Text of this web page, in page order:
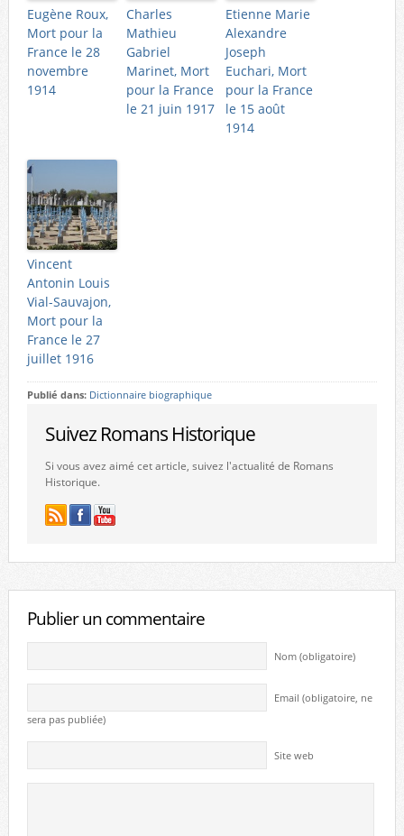
Eugène Roux,
Mort pour la
France le 28
novembre
1914
Charles
Mathieu
Gabriel
Marinet, Mort
pour la France
le 21 juin 1917
Etienne Marie
Alexandre
Joseph
Euchari, Mort
pour la France
le 15 août
1914
Vincent
Antonin Louis
Vial-Sauvajon,
Mort pour la
France le 27
juillet 1916
Publié dans: Dictionnaire biographique
Suivez Romans Historique
Si vous avez aimé cet article, suivez l'actualité de Romans
Historique.
Publier un commentaire
Nom (obligatoire)
Email (obligatoire, ne
sera pas publiée)
Site web